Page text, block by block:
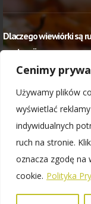
Cenimy
Używamy plików
wyświetlać
indywidualnych
ruch na stronie.
oznacza zgodę na
cookie. Polityka
Dlaczego wiewiórki są
anatomii
20 stycznia, 2025 in
Polityka
Regulamin